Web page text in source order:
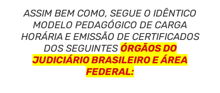
ASSIM BEM COMO, SEGUE O IDÊNTICO
MODELO PEDAGÓGICO DE CARGA
HORÁRIA E EMISSÃO DE CERTIFICADOS
DOS SEGUINTES ÓRGÃOS DO
JUDICIÁRIO BRASILEIRO E ÁREA
FEDERAL: